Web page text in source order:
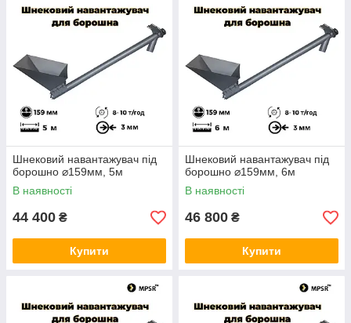
Шнековий навантажувач під
борошно ⌀159мм, 5м
В наявності
44 400 ₴
Купити
Шнековий навантажувач під
борошно ⌀159мм, 6м
В наявності
46 800 ₴
Купити